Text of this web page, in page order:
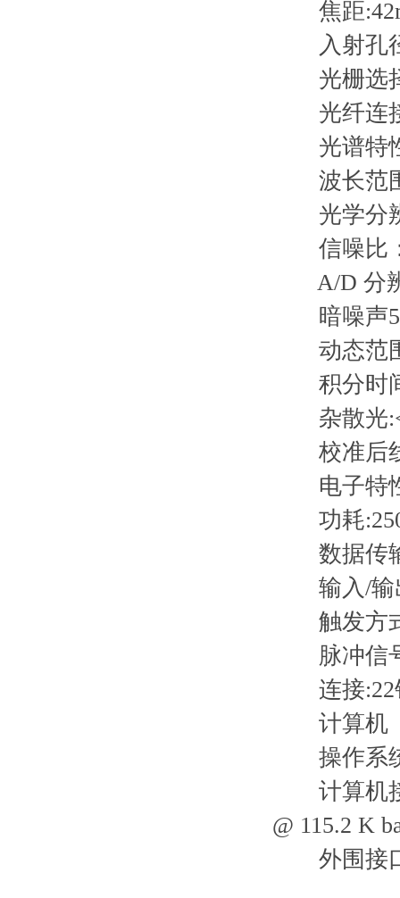
焦距
入射孔径
光栅选择
光纤连接
光谱特
波长范围
光学分辨
信噪比：
A/D 分辨
暗噪声
动态范围
积分时间
杂散光
校准后线
电子特
功耗:250
数据传输
输入/输出
触发方
脉冲信
连接:22
计算机
操作系统
计算机接
@ 115.2 K
外围接口